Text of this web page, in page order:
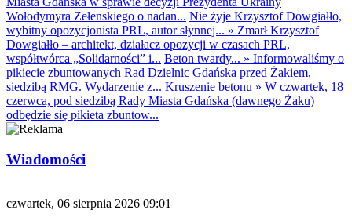
Wołodymyra Zełenskiego o nadan... Nie żyje Krzysztof Dowgiałło,
wybitny opozycjonista PRL, autor słynnej... » Zmarł Krzysztof
Dowgiałło – architekt, działacz opozycji w czasach PRL,
współtwórca „Solidarności” i... Beton twardy... » Informowaliśmy o
pikiecie zbuntowanych Rad Dzielnic Gdańska przed Żakiem,
siedzibą RMG. Wydarzenie z... Kruszenie betonu » W czwartek, 18
czerwca, pod siedzibą Rady Miasta Gdańska (dawnego Żaku)
odbędzie się pikieta zbuntow...
Wiadomości
czwartek, 06 sierpnia 2026 09:01